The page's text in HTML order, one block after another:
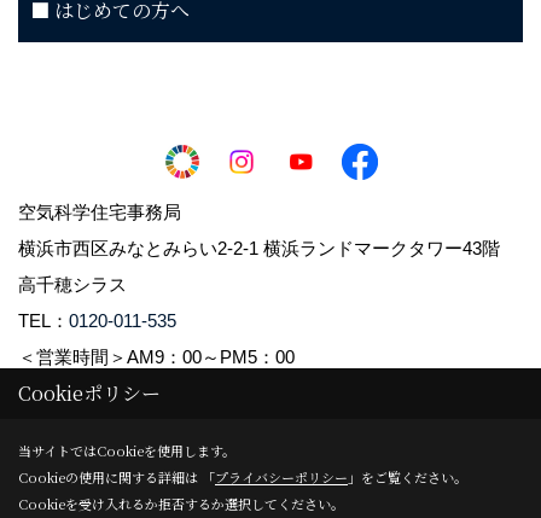
■ はじめての方へ
空気科学住宅事務局
横浜市西区みなとみらい2-2-1 横浜ランドマークタワー43階
高千穂シラス
TEL： 0120-011-535
＜営業時間＞AM9：00～PM5：00
Copyright (c) 2021 Takachiho Shirasu Corp. All Rights Reserved.
Produced byゴデスクリエイト
Cookieポリシー
当サイトではCookieを使用します。
Cookieの使用に関する詳細は 「プライバシーポリシー 」をご覧ください。
Cookieを受け入れるか拒否するか選択してください。